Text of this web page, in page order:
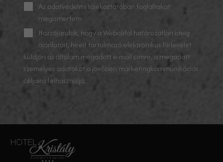
Az adatvédelmi tájékoztatóban foglaltakat
megismertem
Hozzájárulok, hogy a Weboldal határozatlan ideig
ajánlatait, híreit tartalmazó elektronikus hírlevelet
küldjön az általam megadott e-mail címre, a megadott
személyes adatokat a jövőben marketingkommunikációs
céljaira felhasználja.